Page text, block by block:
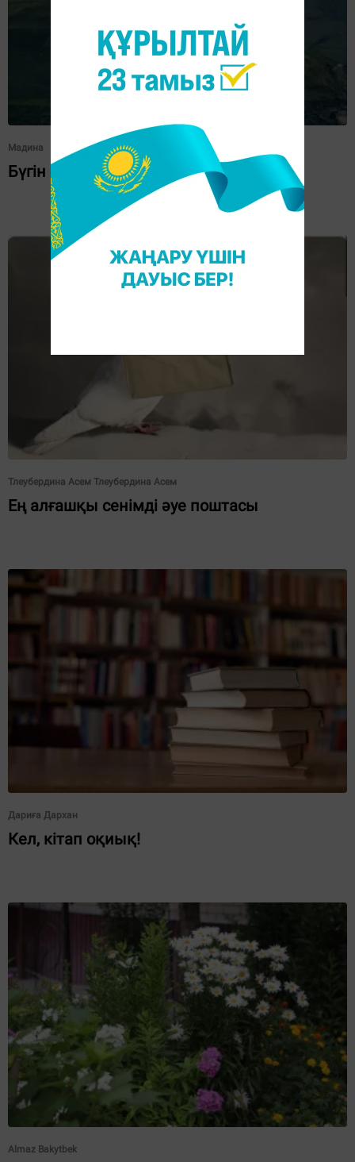
Мадина
Бүгін бір сұлулық көрдім
Тлеубердина Асем Тлеубердина Асем
Ең алғашқы сенімді әуе поштасы
Дариға Дархан
Кел, кітап оқиық!
Almaz Bakytbek